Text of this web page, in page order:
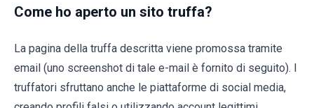
Come ho aperto un sito truffa?
La pagina della truffa descritta viene promossa tramite
email (uno screenshot di tale e-mail è fornito di seguito). I
truffatori sfruttano anche le piattaforme di social media,